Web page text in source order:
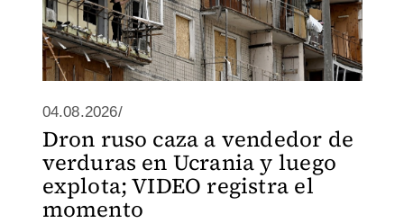
04.08.2026/
Dron ruso caza a vendedor de
verduras en Ucrania y luego
explota; VIDEO registra el
momento